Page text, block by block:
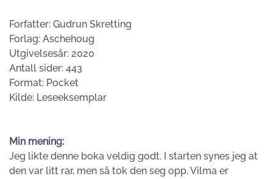
Forfatter: Gudrun Skretting
Forlag: Aschehoug
Utgivelsesår: 2020
Antall sider: 443
Format: Pocket
Kilde: Leseeksemplar
Min mening:
Jeg likte denne boka veldig godt. I starten synes jeg at
den var litt rar, men så tok den seg opp. Vilma er